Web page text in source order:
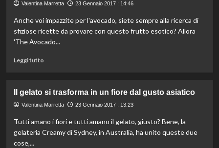
Valentina Marretta 23 Gennaio 2017 : 14:46
Anche voi impazzite per l'avocado, siete sempre alla ricerca di
sfiziose ricette da provare con questo frutto esotico? Allora
'The Avocado...
Leggi tuttoLeggi
The
Avocado
il
bar
Il gelato si trasforma in un fiore dal gusto asiatico
Valentina Marretta 23 Gennaio 2017 : 13:23
Tutti amano i fiori e tutti amano il gelato, giusto? Bene, la
gelateria Creamy di Sydney, in Australia, ha unito queste due
cose,...